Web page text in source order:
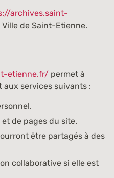
archives.saint-
de Saint-Etienne.
etienne.fr/permet à
services suivants :
de pages du site.
être partagés à des
collaborative si elle est